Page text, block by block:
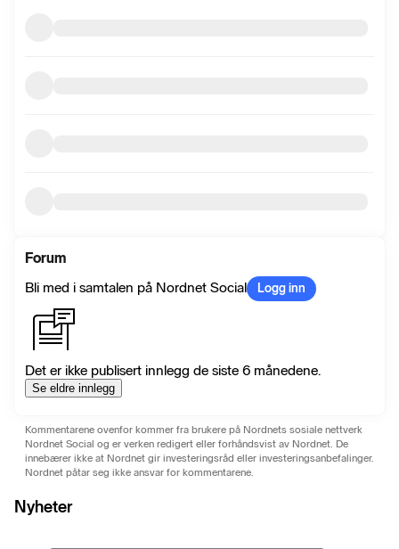
Forum
Bli med i samtalen på Nordnet Social
Logg inn
Det er ikke publisert innlegg de siste 6 månedene.
Se eldre innlegg
Kommentarene ovenfor kommer fra brukere på Nordnets sosiale nettverk
Nordnet Social og er verken redigert eller forhåndsvist av Nordnet. De
innebærer ikke at Nordnet gir investeringsråd eller investeringsanbefalinger.
Nordnet påtar seg ikke ansvar for kommentarene.
Nyheter